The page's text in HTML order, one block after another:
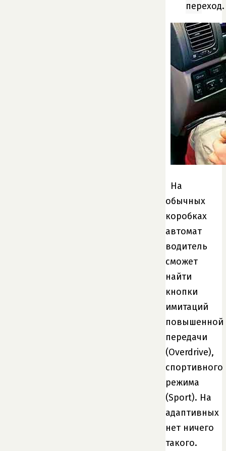
переход.
На
обычных
коробках
автомат
водитель
сможет
найти
кнопки
имитаций
повышенной
передачи
(Overdrive),
спортивного
режима
(Sport). На
адаптивных
нет ничего
такого.